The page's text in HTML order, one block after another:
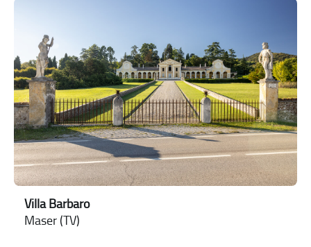
Villa Barbaro
Maser (TV)